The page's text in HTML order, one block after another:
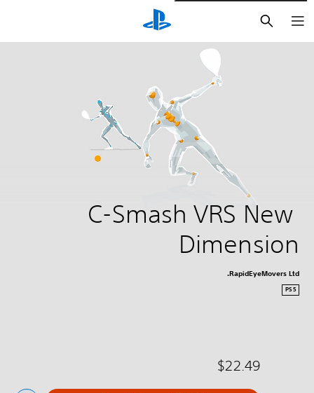
C-Smash VRS New
Dimension
RapidEyeMovers Ltd.
PS5
$22.49